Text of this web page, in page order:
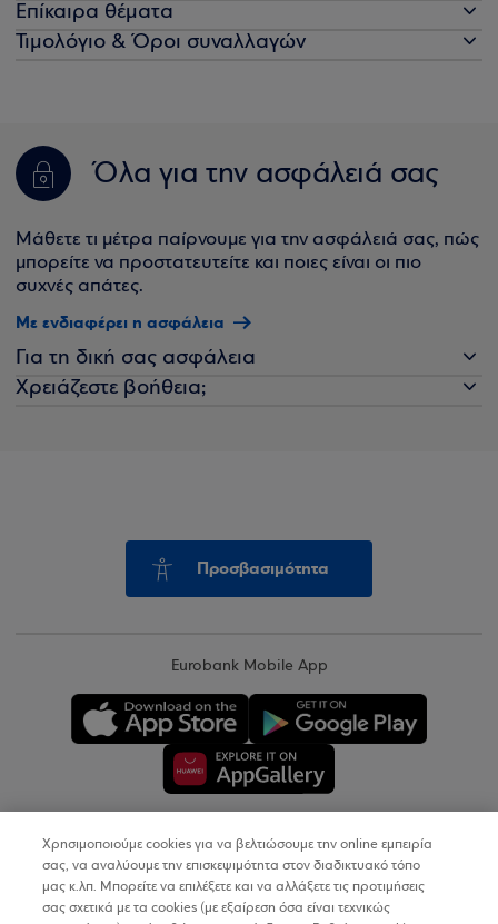
Επίκαιρα θέματα
Τιμολόγιο & Όροι συναλλαγών
Όλα για την ασφάλειά σας
Μάθετε τι μέτρα παίρνουμε για την ασφάλειά σας, πώς
μπορείτε να προστατευτείτε και ποιες είναι οι πιο
συχνές απάτες.
Με ενδιαφέρει η ασφάλεια
Για τη δική σας ασφάλεια
Χρειάζεστε βοήθεια;
Προσβασιμότητα
Eurobank Mobile App
Copyright © 2026
Χρησιμοποιούμε cookies για να βελτιώσουμε την online εμπειρία
σας, να αναλύουμε την επισκεψιμότητα στον διαδικτυακό τόπο
μας κ.λπ. Μπορείτε να επιλέξετε και να αλλάξετε τις προτιμήσεις
σας σχετικά με τα cookies (με εξαίρεση όσα είναι τεχνικώς